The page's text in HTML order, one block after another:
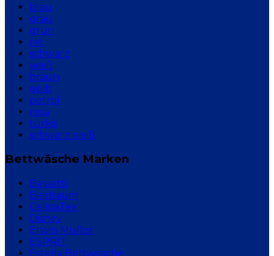
blau
grau
grün
rot
schwarz
weiß
braun
gelb
petrol
rosa
türkis
schwarz weiß
Bettwäsche Marken
Bassetti
Bierbaum
CelinaTex
Disney
Erwin Müller
ESPRIT
Estella Bettwäsche